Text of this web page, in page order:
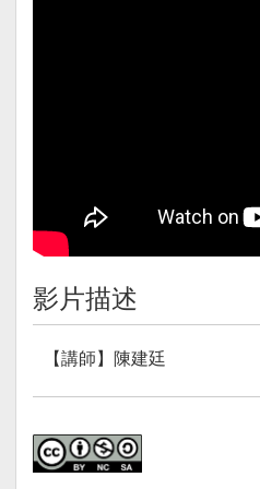
影片描述
【講師】陳建廷
陳建廷，畢業於國立台北教
學，對於環境保護議題產生
用平板載具對於學習上有幫